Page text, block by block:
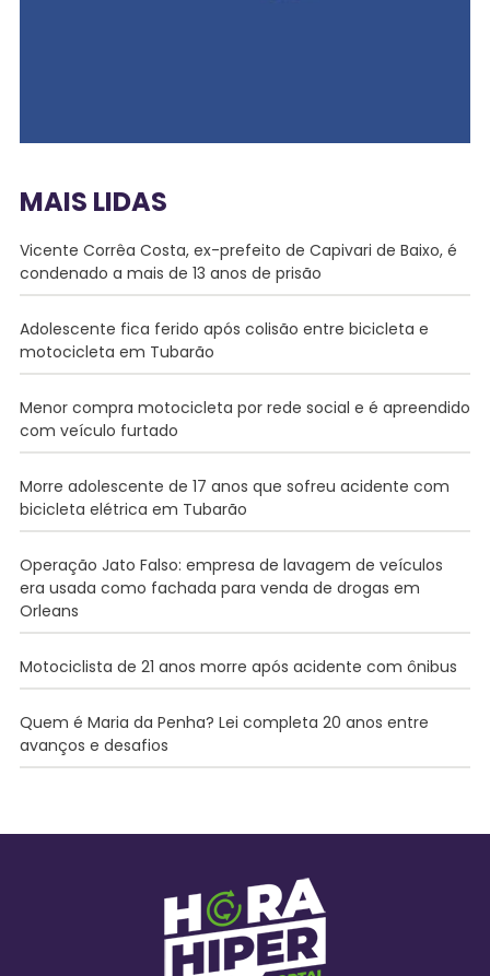
MAIS LIDAS
Vicente Corrêa Costa, ex-prefeito de Capivari de Baixo, é
condenado a mais de 13 anos de prisão
Adolescente fica ferido após colisão entre bicicleta e
motocicleta em Tubarão
Menor compra motocicleta por rede social e é apreendido
com veículo furtado
Morre adolescente de 17 anos que sofreu acidente com
bicicleta elétrica em Tubarão
Operação Jato Falso: empresa de lavagem de veículos
era usada como fachada para venda de drogas em
Orleans
Motociclista de 21 anos morre após acidente com ônibus
Quem é Maria da Penha? Lei completa 20 anos entre
avanços e desafios